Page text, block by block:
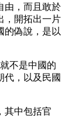
由，而且敢於
，開拓出一片
的偽說，是以
不是中國的
代，以及民國
其中包括官